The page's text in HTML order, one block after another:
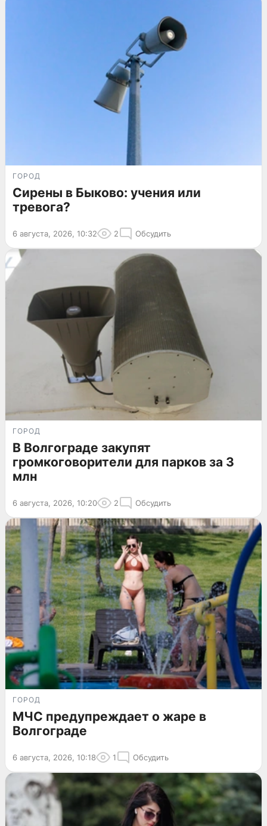
ГОРОД
Сирены в Быково: учения или
тревога?
6 августа, 2026, 10:32 2 Обсудить
ГОРОД
В Волгограде закупят
громкоговорители для парков за 3
млн
6 августа, 2026, 10:20 2 Обсудить
ГОРОД
МЧС предупреждает о жаре в
Волгограде
6 августа, 2026, 10:18 1 Обсудить